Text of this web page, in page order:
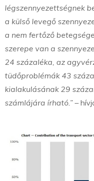
légszennyezettségnek
a külső levegő
a nem fertőző
szerepe van a
24 százaléka, az
tüdőproblémák 43
kialakulásának 29
számlájára írható.” –